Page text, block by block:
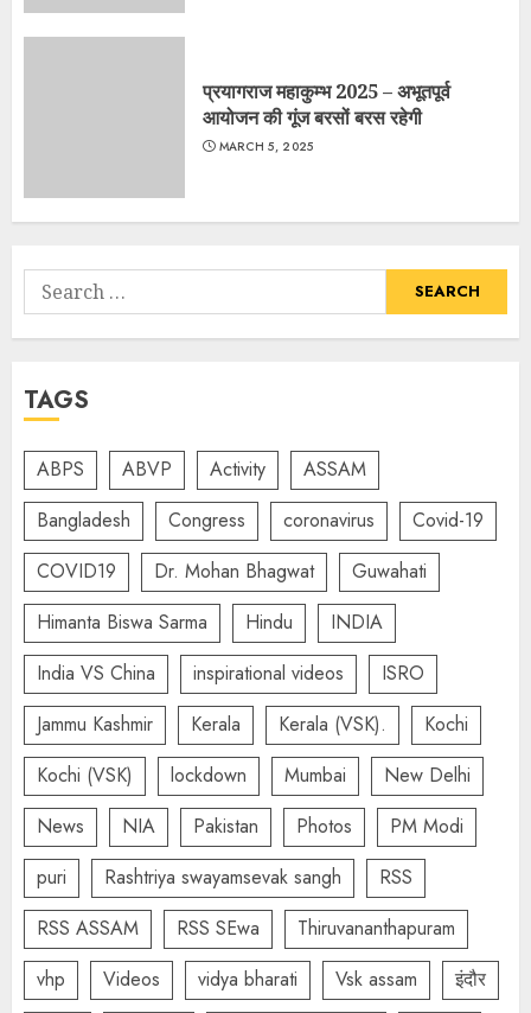
प्रयागराज महाकुम्भ 2025 – अभूतपूर्व
आयोजन की गूंज बरसों बरस रहेगी
MARCH 5, 2025
Search
for:
TAGS
ABPS ABVP Activity
ASSAM
Bangladesh
Congress coronavirus
Covid-19
COVID19
Dr. Mohan Bhagwat
Guwahati
Himanta Biswa Sarma
Hindu
INDIA
India VS China
inspirational videos
ISRO
Jammu Kashmir
Kerala Kerala (VSK).
Kochi
Kochi (VSK)
lockdown Mumbai
New Delhi
News
NIA Pakistan Photos
PM Modi
puri
Rashtriya swayamsevak sangh
RSS
RSS ASSAM
RSS SEwa
Thiruvananthapuram
vhp
Videos vidya bharati Vsk assam
इंदौर